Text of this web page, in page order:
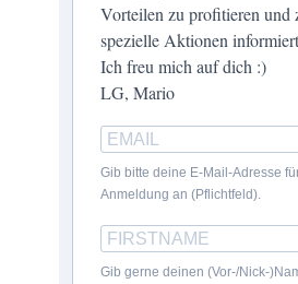
Vorteilen zu profitieren und
spezielle Aktionen
Ich freu mich auf dich :)
LG, Mario
Gib bitte deine E-Mail-Adresse
Anmeldung an (Pflichtfeld).
Gib gerne deinen (Vor-/Nick-